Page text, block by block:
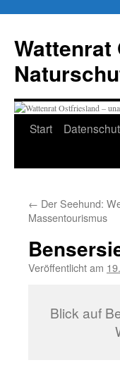
springen
Start
← Der Seehund:
Massentourismus
Veröffentlicht am
Blick auf